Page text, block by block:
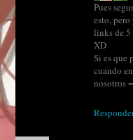
Pues
esto,
links de 5
XD
Si es que
cuando
nosotros